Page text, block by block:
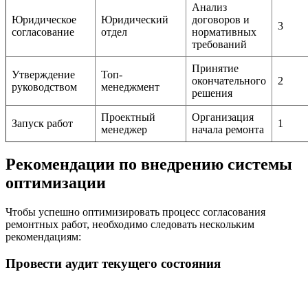
Юридическое
согласование
Юридический
отдел
Анализ
договоров и
нормативных
требований
3
Утверждение
руководством
Топ-
менеджмент
Принятие
окончательного
решения
2
Запуск работ
Проектный
менеджер
Организация
начала ремонта
1
Рекомендации по внедрению системы
оптимизации
Чтобы успешно оптимизировать процесс согласования
ремонтных работ, необходимо следовать нескольким
рекомендациям:
Провести аудит текущего состояния